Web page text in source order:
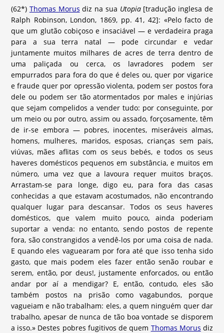
(62*) Thomas Morus diz na sua Utopia [tradução inglesa de
Ralph Robinson, London, 1869, pp. 41, 42]: «Pelo facto de
que um glutão cobiçoso e insaciável — e verdadeira praga
para a sua terra natal — pode circundar e vedar
juntamente muitos milhares de acres de terra dentro de
uma paliçada ou cerca, os lavradores podem ser
empurrados para fora do que é deles ou, quer por vigarice
e fraude quer por opressão violenta, podem ser postos fora
dele ou podem ser tão atormentados por males e injúrias
que sejam compelidos a vender tudo: por conseguinte, por
um meio ou por outro, assim ou assado, forçosamente, têm
de ir-se embora — pobres, inocentes, miseráveis almas,
homens, mulheres, maridos, esposas, crianças sem pais,
viúvas, mães aflitas com os seus bebés, e todos os seus
haveres domésticos pequenos em substância, e muitos em
número, uma vez que a lavoura requer muitos braços.
Arrastam-se para longe, digo eu, para fora das casas
conhecidas a que estavam acostumados, não encontrando
qualquer lugar para descansar. Todos os seus haveres
domésticos, que valem muito pouco, ainda poderiam
suportar a venda: no entanto, sendo postos de repente
fora, são constrangidos a vendê-los por uma coisa de nada.
E quando eles vaguearam por fora até que isso tenha sido
gasto, que mais podem eles fazer então senão roubar e
serem, então, por deus!, justamente enforcados, ou então
andar por aí a mendigar? E, então, contudo, eles são
também postos na prisão como vagabundos, porque
vagueiam e não trabalham: eles, a quem ninguém quer dar
trabalho, apesar de nunca de tão boa vontade se disporem
a isso.» Destes pobres fugitivos de quem Thomas Morus diz